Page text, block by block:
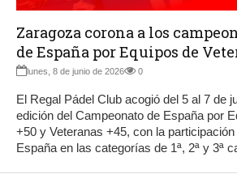
Zaragoza corona a los
de España por Equipos de
lunes, 8 de junio de 2026 0
El Regal Pádel Club acogió del 5 al 7 de
edición del Campeonato de España por
+50 y Veteranas +45, con la
España en las categorías de 1ª, 2ª y 3ª